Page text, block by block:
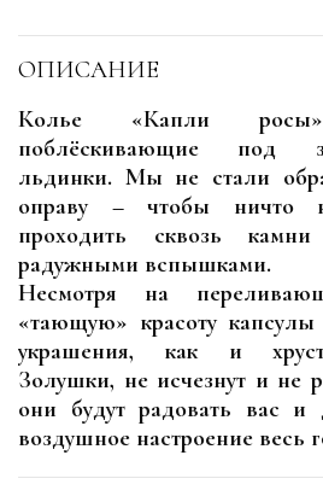
ОПИСАНИЕ
Колье «Капли
поблёскивающие под
льдинки. Мы не стали
оправу – чтобы ничто
проходить сквозь
радужными вспышками.
Несмотря на
«тающую» красоту
украшения, как и
Золушки, не исчезнут и не
они будут радовать вас и
воздушное настроение весь